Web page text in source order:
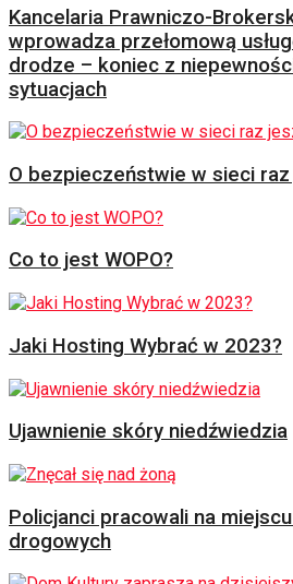
Kancelaria Prawniczo-
wprowadza przełomową
drodze – koniec z
sytuacjach
O bezpieczeństwie w sieci
Co to jest WOPO?
Jaki Hosting Wybrać w 2023?
Ujawnienie skóry niedźwiedzia
Policjanci pracowali na
drogowych